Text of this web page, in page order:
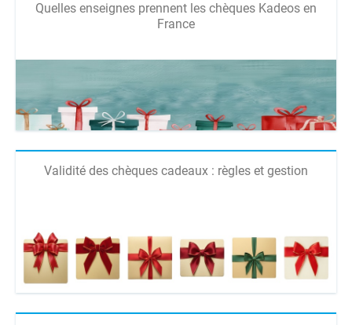
Quelles enseignes prennent les chèques Kadeos en
France
Validité des chèques cadeaux : règles et gestion